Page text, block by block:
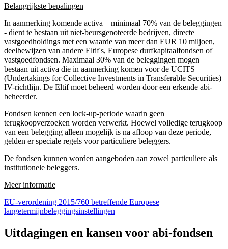
Belangrijkste bepalingen
In aanmerking komende activa – minimaal 70% van de beleggingen
- dient te bestaan uit niet-beursgenoteerde bedrijven, directe
vastgoedholdings met een waarde van meer dan EUR 10 miljoen,
deelbewijzen van andere Eltif's, Europese durfkapitaalfondsen of
vastgoedfondsen. Maximaal 30% van de beleggingen mogen
bestaan uit activa die in aanmerking komen voor de UCITS
(Undertakings for Collective Investments in Transferable Securities)
IV-richtlijn. De Eltif moet beheerd worden door een erkende abi-
beheerder.
Fondsen kennen een lock-up-periode waarin geen
terugkoopverzoeken worden verwerkt. Hoewel volledige terugkoop
van een belegging alleen mogelijk is na afloop van deze periode,
gelden er speciale regels voor particuliere beleggers.
De fondsen kunnen worden aangeboden aan zowel particuliere als
institutionele beleggers.
Meer informatie
EU-verordening 2015/760 betreffende Europese
langetermijnbeleggingsinstellingen
Uitdagingen en kansen voor abi-fondsen